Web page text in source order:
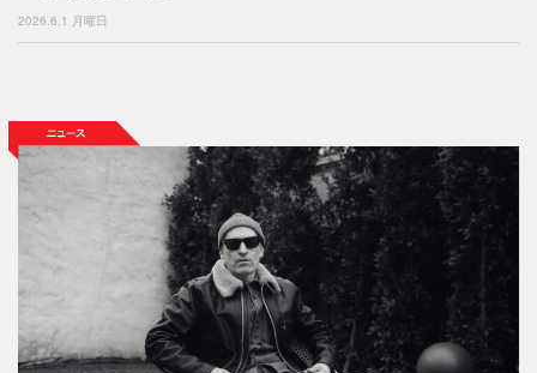
n
2026.6.1 月曜日